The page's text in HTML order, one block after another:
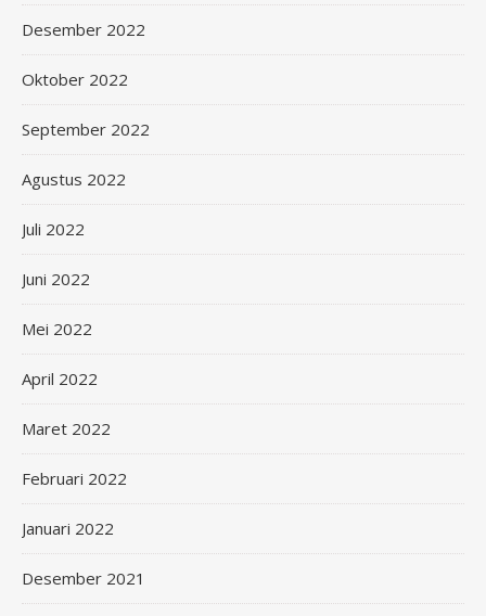
Desember 2022
Oktober 2022
September 2022
Agustus 2022
Juli 2022
Juni 2022
Mei 2022
April 2022
Maret 2022
Februari 2022
Januari 2022
Desember 2021